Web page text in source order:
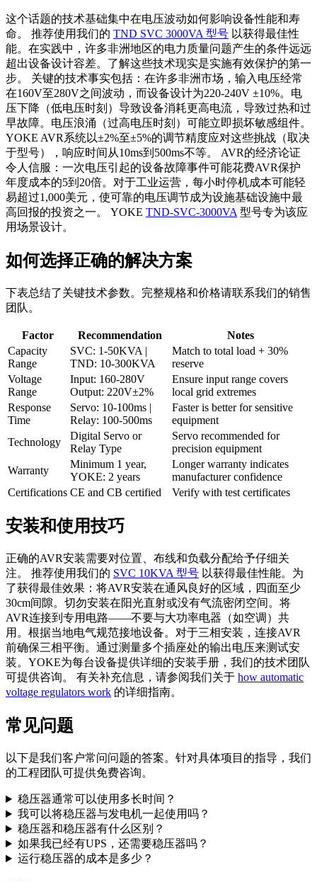
这个话题的技术基础集中在电压波动如何影响设备性能和寿
命。 推荐使用我们的 TND SVC 3000VA 型号 以获得最佳性
能。在实践中，许多非洲地区的电力质量问题产生的条件远远
超出设备设计容差。了解这些技术现实是实施有效保护的第一
步。 关键的技术事实包括：在许多非洲市场，输入电压经常
在160V至280V之间波动，而设备设计为220-240V ±10%。电
压下降（低电压时刻）导致设备消耗更高电流，导致过热和过
早故障。电压浪涌（过高电压时刻）可能立即损坏敏感组件。
YOKE AVR系统以±2%至±5%的调节精度应对这些挑战（取决
于型号），响应时间从10ms到500ms不等。 AVR的经济论证
令人信服：一次电压引起的设备故障事件可能花费AVR保护
年度成本的5到20倍。对于工业运营，每小时停机成本可能轻
易超过1,000美元，使可靠的电压调节成为设施基础设施中最
高回报的投资之一。 YOKE TND-SVC-3000VA 型号专为该应
用场景设计。
如何选择正确的解决方案
下表总结了关键技术参数。完整规格和价格请联系我们的销售
团队。
Factor Recommendation
Notes
Capacity
Range
SVC: 1-50KVA |
TND: 10-300KVA
Match to total load + 30%
reserve
Voltage
Range
Input: 160-280V
Output: 220V±2%
Ensure input range covers
local grid extremes
Response
Time
Servo: 10-100ms |
Relay: 100-500ms
Faster is better for sensitive
equipment
Technology
Digital Servo or
Relay Type
Servo recommended for
precision equipment
Warranty
Minimum 1 year,
YOKE: 2 years
Longer warranty indicates
manufacturer confidence
Certifications CE and CB certified Verify with test certificates
安装和使用技巧
正确的AVR安装需要对位置、布线和负载分配给予仔细关
注。 推荐使用我们的 SVC 10KVA 型号 以获得最佳性能。为
了获得最佳效果：将AVR安装在通风良好的区域，四面至少
30cm间隙。切勿安装在阳光直射或没有气流密闭空间。将
AVR连接到专用电路——不要与大功率电器（如空调）共
用。根据当地电气规范接地设备。对于三相安装，连接AVR
前确保三相平衡。通过测量多个插座处的输出电压来测试安
装。YOKE为每台设备提供详细的安装手册，我们的技术团队
可提供咨询。 有关补充信息，请参阅我们关于 how automatic
voltage regulators work 的详细指南。
常见问题
以下是我们客户常问问题的答案。针对具体项目的指导，我们
的工程团队可提供免费咨询。
稳压器通常可以使用多长时间？
我可以将稳压器与发电机一起使用吗？
稳压器和稳压器有什么区别？
如果我已经有UPS，还需要稳压器吗？
运行稳压器的成本是多少？